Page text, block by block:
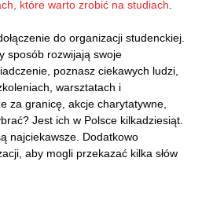
które warto zrobić na studiach
do organizacji studenckiej.
sposób rozwijają swoje
poznasz ciekawych ludzi,
warsztatach i
za granicę, akcje charytatywne,
Jest ich w Polsce kilkadziesiąt.
najciekawsze. Dodatkowo
aby mogli przekazać kilka słów